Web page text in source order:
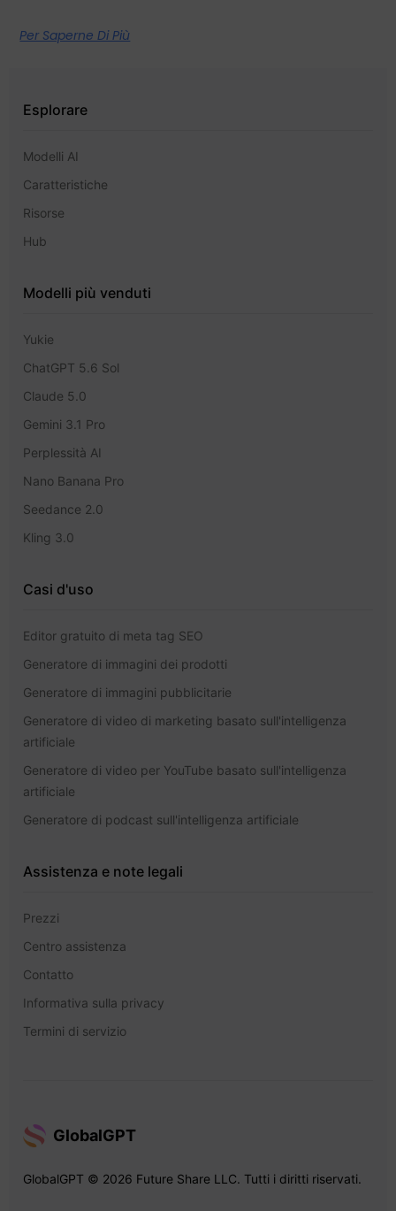
Per Saperne Di Più
Esplorare
Modelli AI
Caratteristiche
Risorse
Hub
Modelli più venduti
Yukie
ChatGPT 5.6 Sol
Claude 5.0
Gemini 3.1 Pro
Perplessità AI
Nano Banana Pro
Seedance 2.0
Kling 3.0
Casi d'uso
Editor gratuito di meta tag SEO
Generatore di immagini dei prodotti
Generatore di immagini pubblicitarie
Generatore di video di marketing basato sull'intelligenza
artificiale
Generatore di video per YouTube basato sull'intelligenza
artificiale
Generatore di podcast sull'intelligenza artificiale
Assistenza e note legali
Prezzi
Centro assistenza
Contatto
Informativa sulla privacy
Termini di servizio
GlobalGPT
GlobalGPT © 2026 Future Share LLC. Tutti i diritti riservati.